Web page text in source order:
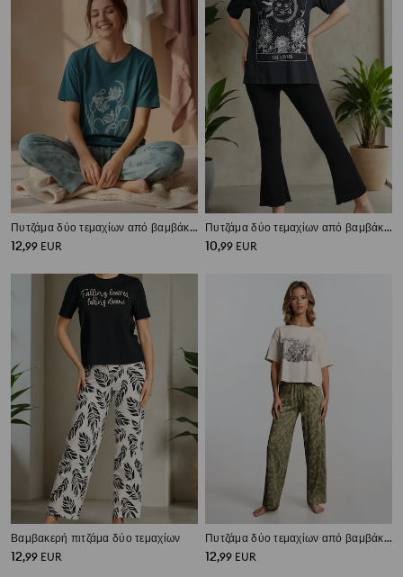
Πυτζάμα δύο τεμαχίων από βαμβάκι με τύπωμα
12,99 EUR
Πυτζάμα δύο τεμαχίων από βαμβάκι με τύπωμα
10,99 EUR
Βαμβακερή πιτζάμα δύο τεμαχίων
12,99 EUR
Πυτζάμα δύο τεμαχίων από βαμβάκι με τύπωμα
12,99 EUR